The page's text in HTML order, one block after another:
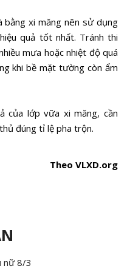
bằng xi măng nên sử dụng
quả tốt nhất. Tránh thi
mưa hoặc nhiệt độ quá
khi bề mặt tường còn ẩm
của lớp vữa xi măng, cần
đúng tỉ lệ pha trộn.
Theo VLXD.org
nữ 8/3